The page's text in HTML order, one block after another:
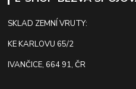
SKLAD ZEMNÍ VRUTY:
KE KARLOVU 65/2
IVANČICE, 664 91, ČR